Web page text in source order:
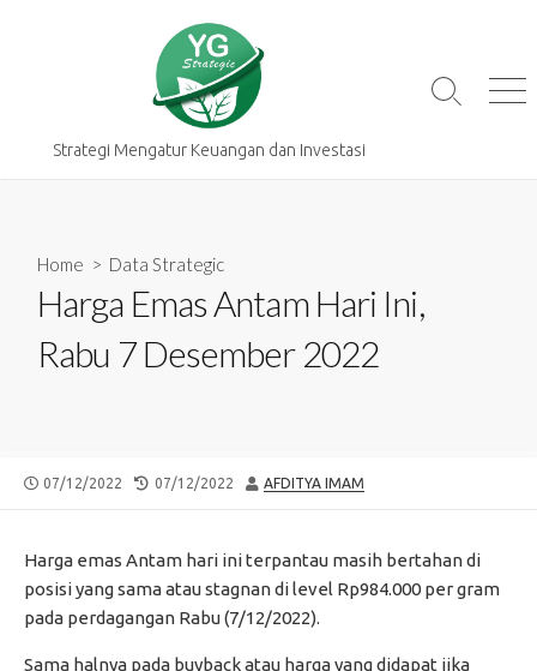
Strategi Mengatur Keuangan dan Investasi
Search
Home > Data Strategic
Harga Emas Antam Hari Ini,
Rabu 7 Desember 2022
PUBLISHED
07/12/2022
LAST
07/12/2022 AUTHOR
AFDITYA IMAM
Harga emas Antam hari ini terpantau masih bertahan di
posisi yang sama atau stagnan di level Rp984.000 per gram
pada perdagangan Rabu (7/12/2022).
Sama halnya pada buyback atau harga yang didapat jika